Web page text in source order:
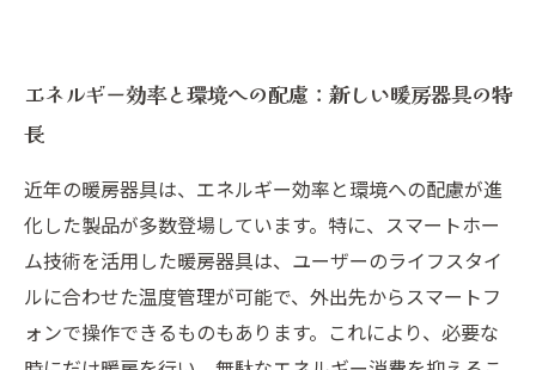
エネルギー効率と環境への配慮：新しい暖房器具の特
長
近年の暖房器具は、エネルギー効率と環境への配慮が進
化した製品が多数登場しています。特に、スマートホー
ム技術を活用した暖房器具は、ユーザーのライフスタイ
ルに合わせた温度管理が可能で、外出先からスマートフ
ォンで操作できるものもあります。これにより、必要な